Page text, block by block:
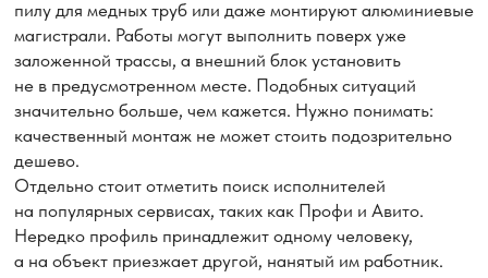
Заказать услугу
Каталог кондиционеров
Услуги нашей компании